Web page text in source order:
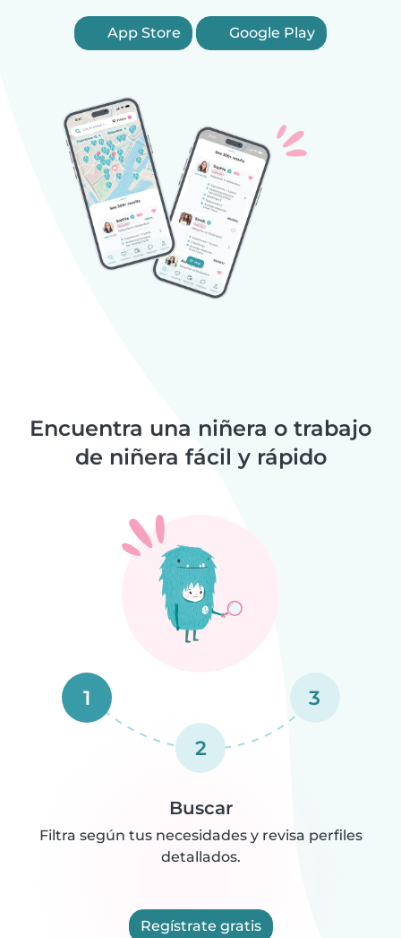
App Store Google Play
Encuentra una niñera o trabajo
de niñera fácil y rápido
1
2
3
Buscar
Filtra según tus necesidades y revisa perfiles
detallados.
Regístrate gratis